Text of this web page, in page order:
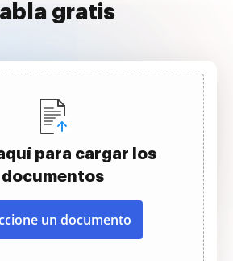
gratis
para cargar los
documentos
un documento